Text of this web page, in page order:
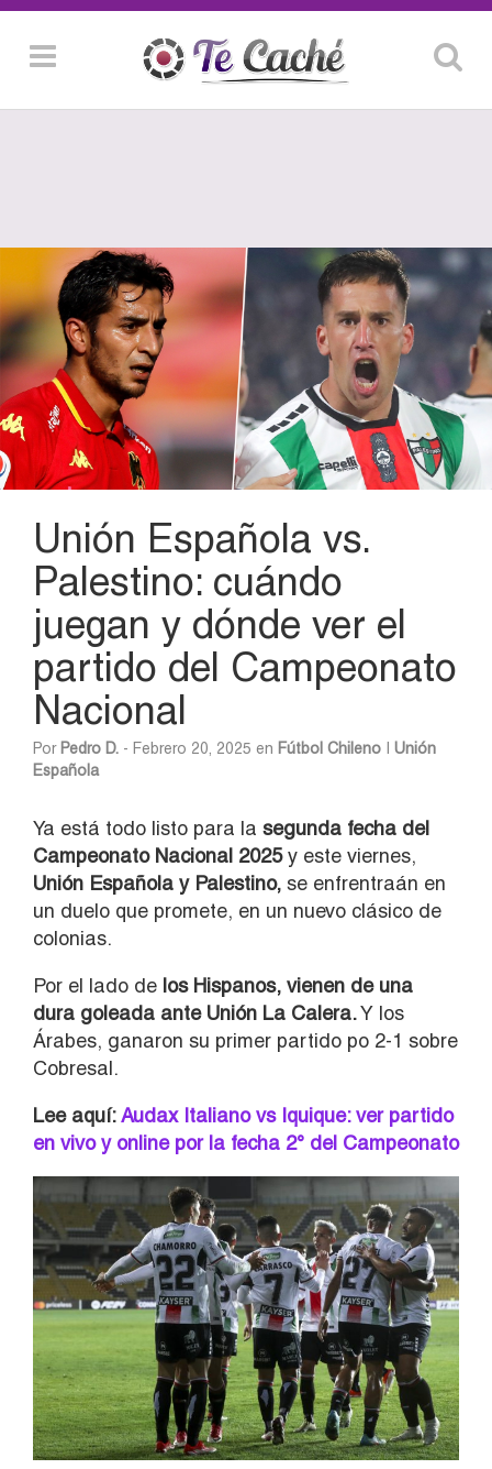
Unión Española vs.
Palestino: cuándo
juegan y dónde ver el
partido del Campeonato
Nacional
Por Pedro D. - Febrero 20, 2025 en Fútbol Chileno
Unión
Española
Ya está todo listo para la segunda fecha del
Campeonato Nacional 2025y este viernes,
Unión Española y Palestino, se enfrentraán en
un duelo que promete, en un nuevo clásico de
colonias.
Por el lado de los Hispanos, vienen de una
dura goleada ante Unión La Calera.Y los
Árabes, ganaron su primer partido po 2-1 sobre
Cobresal.
Lee aquí:Audax Italiano vs Iquique: ver partido
en vivo y online por la fecha 2° del Campeonato